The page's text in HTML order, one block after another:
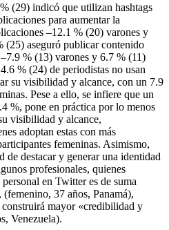
(29) indicó que utilizan hashtags
para aumentar la
–12.1 % (20) varones y
(25) aseguró publicar contenido
% (13) varones y 6.7 % (11)
% (24) de periodistas no usan
su visibilidad y alcance, con un 7.9
Pese a ello, se infiere que un
%, pone en práctica por lo menos
visibilidad y alcance,
adoptan estas con más
femeninas. Asimismo,
de destacar y generar una identidad
profesionales, quienes
en Twitter es de suma
37 años, Panamá),
construirá mayor «credibilidad y
Venezuela).